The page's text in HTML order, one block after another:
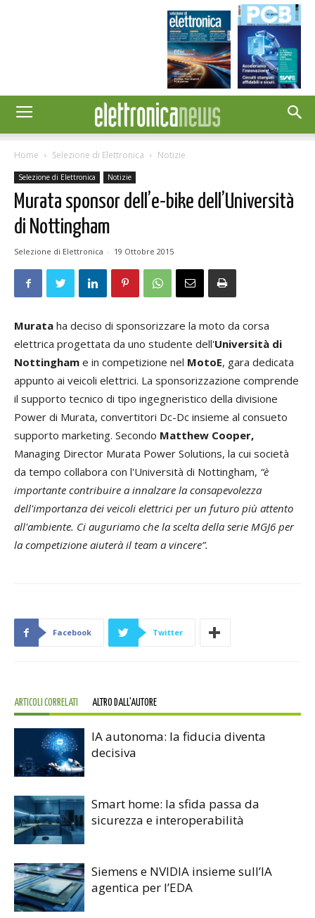
Home Selezione di Elettronica Notizie
Selezione di Elettronica Notizie
Murata sponsor dell’e-bike dell’Università
di Nottingham
Selezione di Elettronica - 19 Ottobre 2015
Murata ha deciso di sponsorizzare la moto da corsa
elettrica progettata da uno studente dell'Università di
Nottingham e in competizione nel MotoE, gara dedicata
appunto ai veicoli elettrici. La sponsorizzazione comprende
il supporto tecnico di tipo ingegneristico della divisione
Power di Murata, convertitori Dc-Dc insieme al consueto
supporto marketing. Secondo Matthew Cooper,
Managing Director Murata Power Solutions, la cui società
da tempo collabora con l'Università di Nottingham, “è
importante contribuire a innalzare la consapevolezza
dell'importanza dei veicoli elettrici per un futuro più attento
all'ambiente. Ci auguriamo che la scelta della serie MGJ6 per
la competizione aiuterà il team a vincere”.
Facebook Twitter
ARTICOLI CORRELATI ALTRO DALL'AUTORE
IA autonoma: la fiducia diventa
decisiva
Smart home: la sfida passa da
sicurezza e interoperabilità
Siemens e NVIDIA insieme sull’IA
agentica per l’EDA